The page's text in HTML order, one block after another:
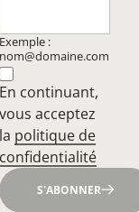
Exemple :
nom@domaine.com
En continuant,
vous acceptez
la politique de
confidentialité
S'ABONNER